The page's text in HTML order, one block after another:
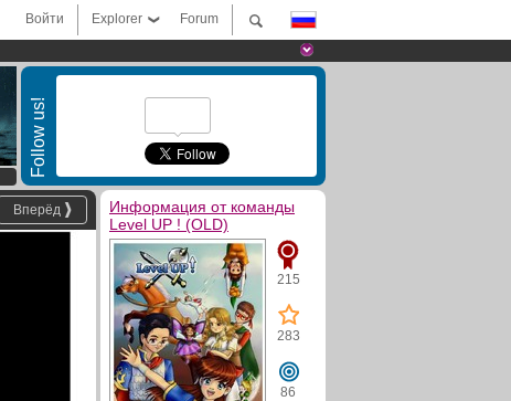
Forum
Explorer
Войти
Follow us!
Вперёд
Информация от команды
Level UP ! (OLD)
215
283
86